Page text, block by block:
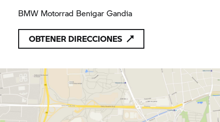
BMW Motorrad Benigar Gandia
OBTENER DIRECCIONES